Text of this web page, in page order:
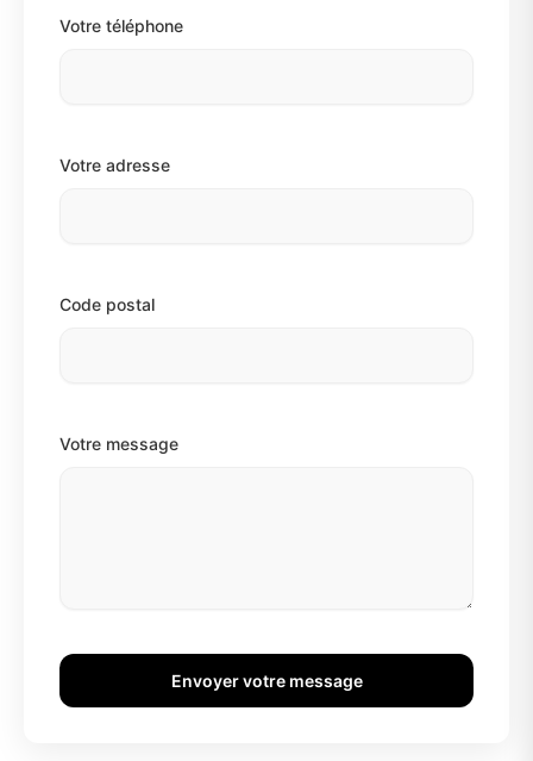
Votre téléphone
Votre adresse
Code postal
Votre message
Envoyer votre message